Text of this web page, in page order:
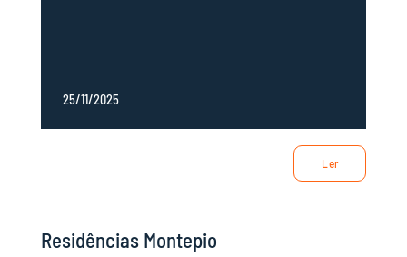
25/11/2025
Ler
Residências Montepio